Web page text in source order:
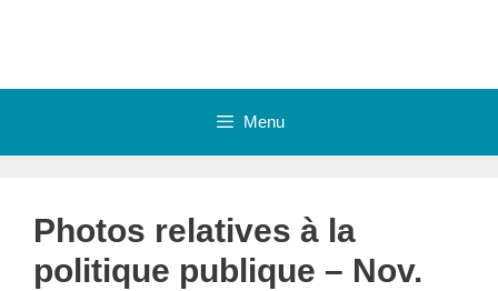
Menu
Photos relatives à la
politique publique – Nov.